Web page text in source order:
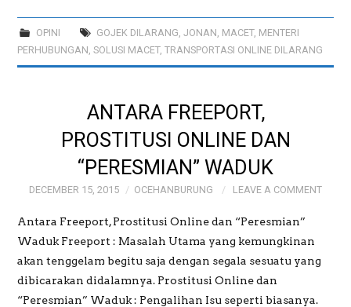
OPINI GOJEK DILARANG JONAN MACET, MENTERI
PERHUBUNGAN ,SOLUSI MACET,TRANSPORTASI ONLINE DILARANG
ANTARA FREEPORT,
PROSTITUSI ONLINE DAN
“PERESMIAN” WADUK
DECEMBER 15, 2015 OCEHANBURUNG LEAVE A COMMENT
Antara Freeport, Prostitusi Online dan “Peresmian”
Waduk Freeport : Masalah Utama yang kemungkinan
akan tenggelam begitu saja dengan segala sesuatu yang
dibicarakan didalamnya. Prostitusi Online dan
“Peresmian” Waduk : Pengalihan Isu seperti biasanya.